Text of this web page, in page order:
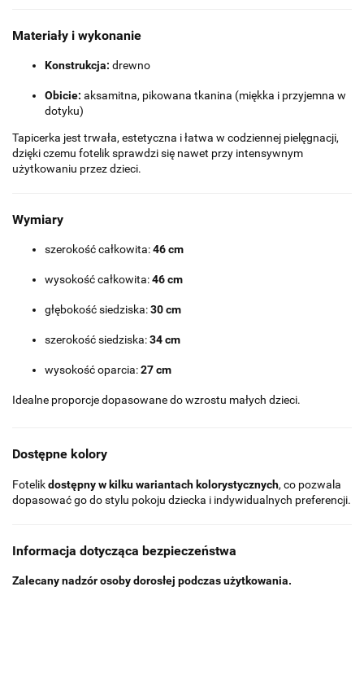
Materiały i wykonanie
Konstrukcja: drewno
Obicie: aksamitna, pikowana tkanina (miękka i przyjemna w
dotyku)
Tapicerka jest trwała, estetyczna i łatwa w codziennej pielęgnacji,
dzięki czemu fotelik sprawdzi się nawet przy intensywnym
użytkowaniu przez dzieci.
Wymiary
szerokość całkowita:46 cm
wysokość całkowita:46 cm
głębokość siedziska:30 cm
szerokość siedziska:34 cm
wysokość oparcia:27 cm
Idealne proporcje dopasowane do wzrostu małych dzieci.
Dostępne kolory
Fotelikdostępny w kilku wariantach kolorystycznych, co pozwala
dopasować go do stylu pokoju dziecka i indywidualnych preferencji.
Informacja dotycząca bezpieczeństwa
Zalecany nadzór osoby dorosłej podczas użytkowania.